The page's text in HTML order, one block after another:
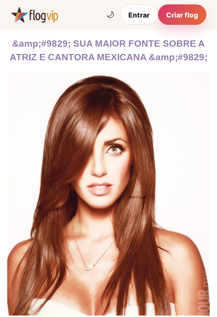
🌙 Entrar Criar flog
&amp;#9829; SUA MAIOR FONTE SOBRE A
ATRIZ E CANTORA MEXICANA &amp;#9829;